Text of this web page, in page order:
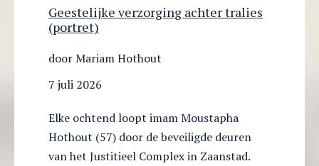
Geestelijke verzorging achter tralies
(portret)
door Mariam Hothout
7 juli 2026
Elke ochtend loopt imam Moustapha
Hothout (57) door de beveiligde deuren
van het Justitieel Complex in Zaanstad.